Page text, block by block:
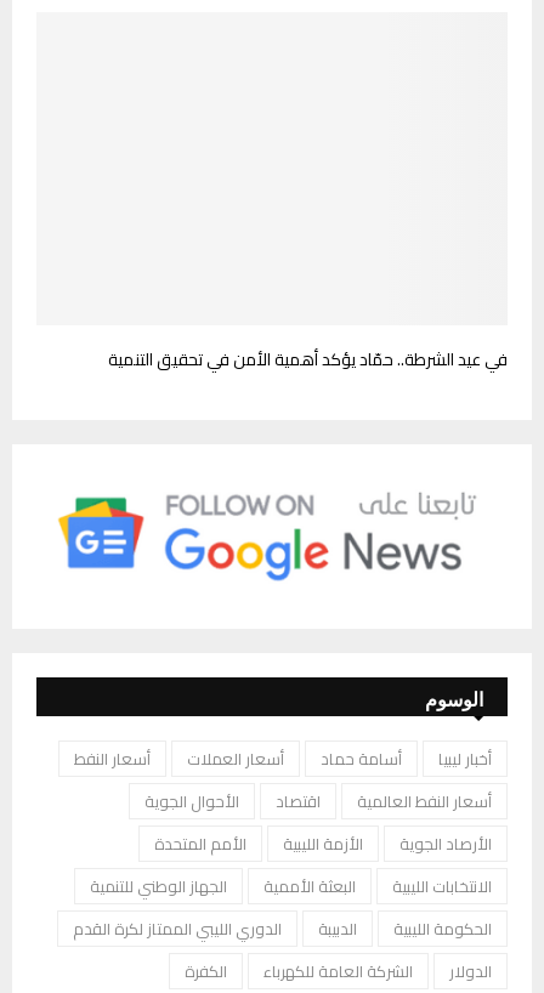
في عيد الشرطة.. حمّاد يؤكد أهمية الأمن في تحقيق التنمية
الوسوم
أخبار ليبيا أسامة حماد أسعار العملات
أسعار النفط
أسعار النفط العالمية
اقتصاد
الأحوال الجوية
الأرصاد الجوية
الأزمة الليبية
الأمم المتحدة
الانتخابات الليبية
البعثة الأممية
الجهاز الوطني للتنمية
الحكومة الليبية
الدبيبة
الدوري الليبي الممتاز لكرة القدم
الدولار
الشركة العامة للكهرباء
الكفرة